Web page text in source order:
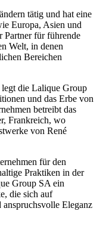
tätig und hat eine
Europa, Asien und
Partner für führende
Welt, in denen
Bereichen
die Lalique Group
und das Erbe von
betreibt das
Frankreich, wo
von René
für den
Praktiken in der
Group SA ein
die sich auf
Eleganz